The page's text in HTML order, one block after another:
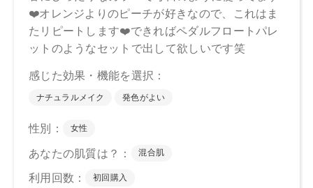
／フィトステリル）、イソステアリン酸水添ヒマシ油、ジス
テアリン酸Al、セタノール、トコフェロール、水酸化Al、アル
ガニアスピノサ核油、オプンチアフィクスインジカ種子油、
ホホバ種子油、ローズマリー葉油、アンズ核油、オリーブ果
実油、カニナバラ果実油、ヒマワリ種子油、マイカ、酸化チ
日本
店舗でお問い合わせの際には、下記品番をお伝え下さい。